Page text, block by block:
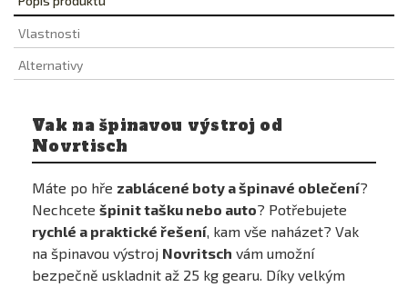
Vlastnosti
Alternativy
Vak na špinavou výstroj od
Novrtisch
Máte po hře zablácené boty a špinavé oblečení?
Nechcete špinit tašku nebo auto? Potřebujete
rychlé a praktické řešení , kam vše naházet? Vak
na špinavou výstroj Novritsch vám umožní
bezpečně uskladnit až 25 kg gearu. Díky velkým